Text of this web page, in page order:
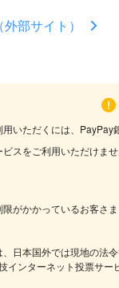
部サイト）
いただくには、
スをご利用いただけませ
がかかっているお客さま
日本国外では現地の法
インターネット投票サ